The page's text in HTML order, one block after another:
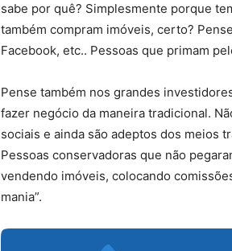
sabe por quê? Simplesmente porque
também compram imóveis, certo?
Facebook, etc.. Pessoas que primam
Pense também nos grandes
fazer negócio da maneira tradicional.
sociais e ainda são adeptos dos meios
Pessoas conservadoras que não
vendendo imóveis, colocando
mania”.